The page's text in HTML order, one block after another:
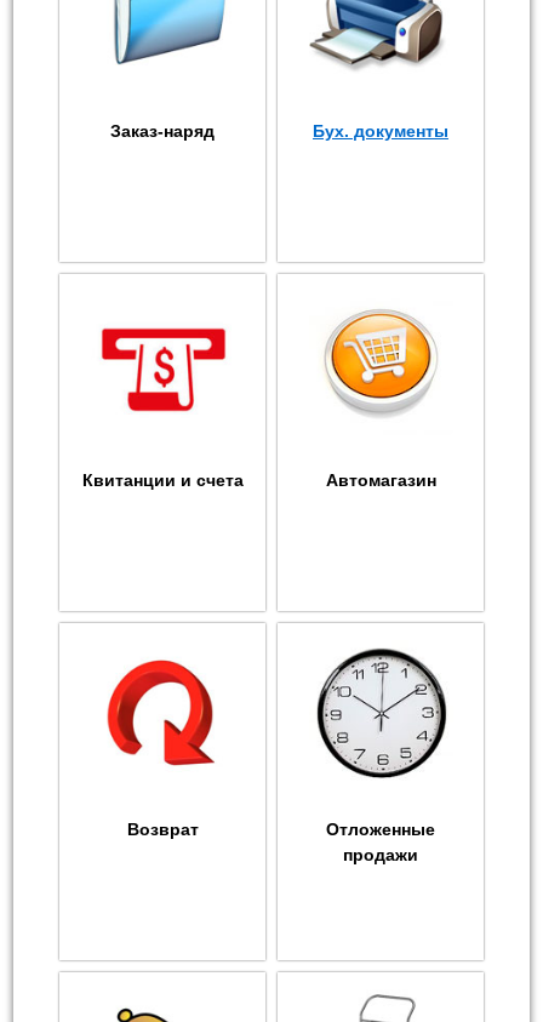
Заказ-наряд Бух. документы
Квитанции и счета Автомагазин
Возврат
Отложенные
продажи